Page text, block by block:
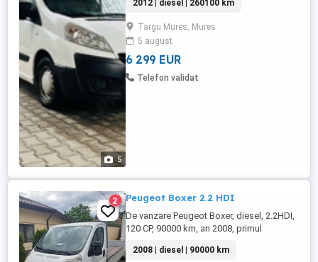
5
Masa proprie:1661 kg Greutate utilă :1000
kg Achiziționată de nouă ,singur
proprietar conducător auto Motor fiabil,
(cod motor 9HU-euro4 sau 5 nu am reușit
să stabilesc acest aspect) consum ...
2012 | diesel | 260100 km
Targu Mures, Mures
5 august
6 299 EUR
Telefon validat
2 Peugeot Boxer 2.2 HDI
De vanzare Peugeot Boxer, diesel, 2.2HDI,
120 CP, 90000 km, an 2008, primul
Peugeot, revizii numai la reprezentanta,
2008 | diesel | 90000 km